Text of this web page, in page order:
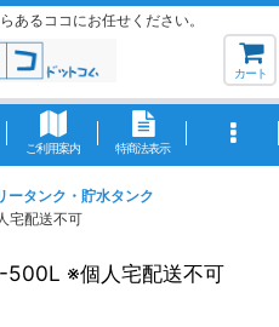
あるココにお任せください。
カート
ご利用案内 特商法表示
ータンク・貯水タンク
宅配送不可
500L ※個人宅配送不可